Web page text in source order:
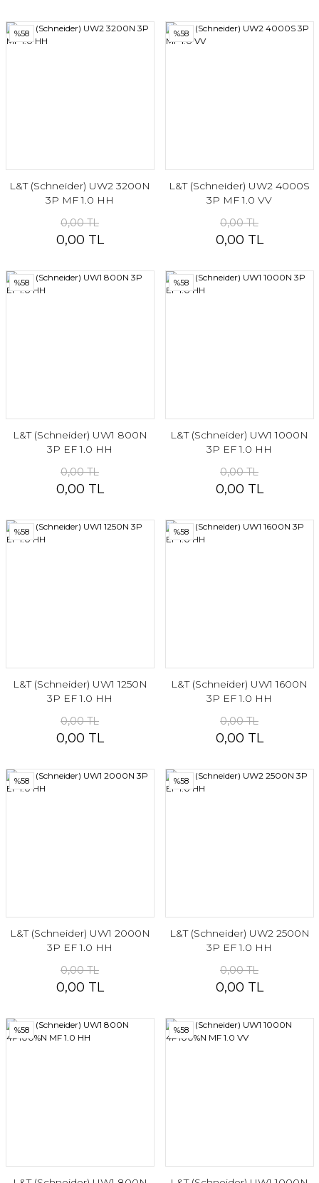
%58
L&T (Schneider) UW2 3200N
3P MF 1.0 HH
0,00 TL
0,00 TL
%58
L&T (Schneider) UW2 4000S
3P MF 1.0 VV
0,00 TL
0,00 TL
%58
L&T (Schneider) UW1 800N
3P EF 1.0 HH
0,00 TL
0,00 TL
%58
L&T (Schneider) UW1 1000N
3P EF 1.0 HH
0,00 TL
0,00 TL
%58
L&T (Schneider) UW1 1250N
3P EF 1.0 HH
0,00 TL
0,00 TL
%58
L&T (Schneider) UW1 1600N
3P EF 1.0 HH
0,00 TL
0,00 TL
%58
L&T (Schneider) UW1 2000N
3P EF 1.0 HH
0,00 TL
0,00 TL
%58
L&T (Schneider) UW2 2500N
3P EF 1.0 HH
0,00 TL
0,00 TL
%58 %58